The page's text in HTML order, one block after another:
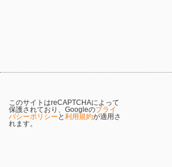
このサイトはreCAPTCHAによって
保護されており、Googleのプライ
バシーポリシー と 利用規約が適用さ
れます。